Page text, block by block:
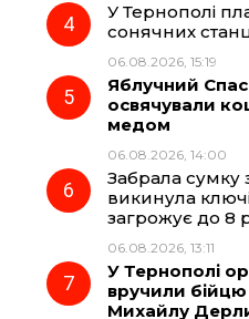
У Тернополі
сонячних
06.08.2026, 15:19
Яблучний Спас
освячували
медом
06.08.2026, 14:00
Забрала сумку
викинула
загрожує до 8
06.08.2026, 13:11
У Тернополі
вручили
Михайлу